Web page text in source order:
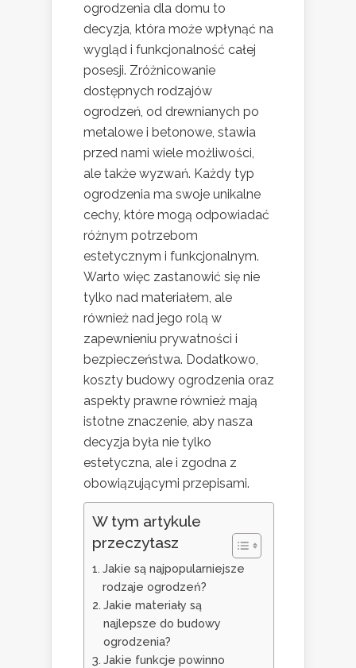
ogrodzenia dla domu to
decyzja, która może wpłynąć na
wygląd i funkcjonalność całej
posesji. Zróżnicowanie
dostępnych rodzajów
ogrodzeń, od drewnianych po
metalowe i betonowe, stawia
przed nami wiele możliwości,
ale także wyzwań. Każdy typ
ogrodzenia ma swoje unikalne
cechy, które mogą odpowiadać
różnym potrzebom
estetycznym i funkcjonalnym.
Warto więc zastanowić się nie
tylko nad materiałem, ale
również nad jego rolą w
zapewnieniu prywatności i
bezpieczeństwa. Dodatkowo,
koszty budowy ogrodzenia oraz
aspekty prawne również mają
istotne znaczenie, aby nasza
decyzja była nie tylko
estetyczna, ale i zgodna z
obowiązującymi przepisami.
W tym artykule
przeczytasz
Jakie są najpopularniejsze
rodzaje ogrodzeń?
Jakie materiały są
najlepsze do budowy
ogrodzenia?
Jakie funkcje powinno